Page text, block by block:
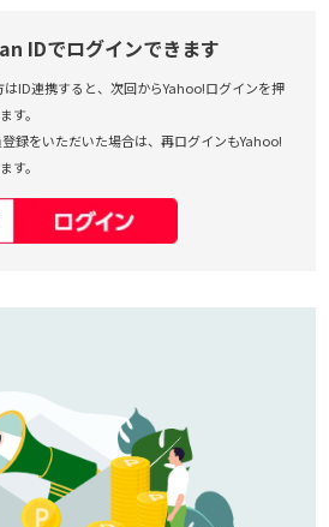
IDでログインできます
ID連携すると、次回からYahoo!ログインを押
す。
録をいただいた場合は、再ログインもYahoo!
す。